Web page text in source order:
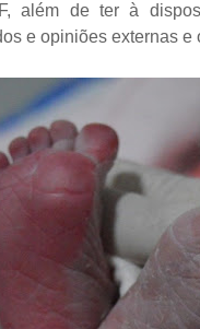
além de ter à
e opiniões externas e